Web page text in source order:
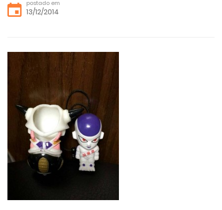
postado em
13/12/2014